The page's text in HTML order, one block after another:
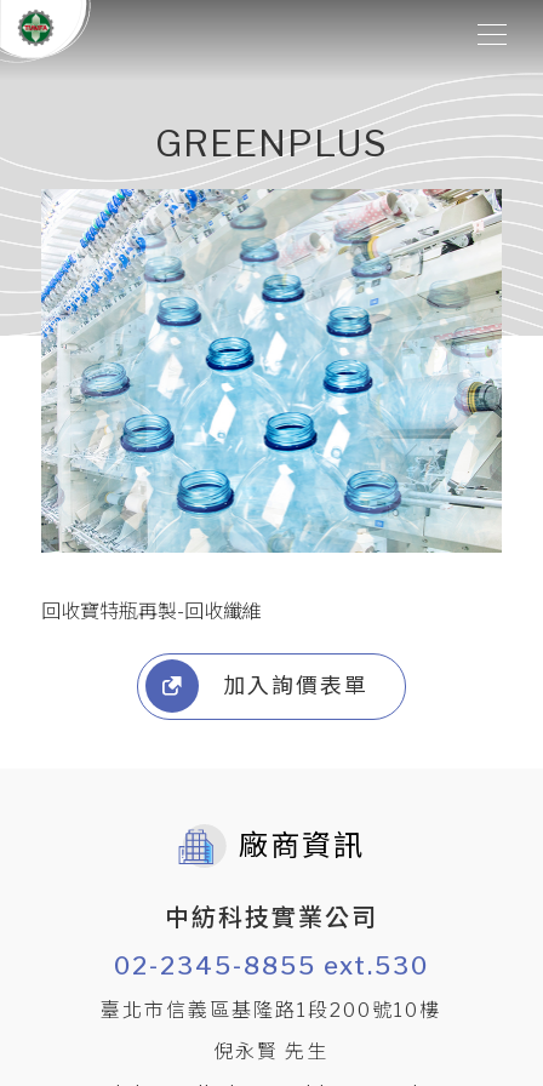
GREENPLUS
回收寶特瓶再製-回收纖維
加入詢價表單
廠商資訊
中紡科技實業公司
02-2345-8855 ext.530
臺北市信義區基隆路1段200號10樓
倪永賢 先生